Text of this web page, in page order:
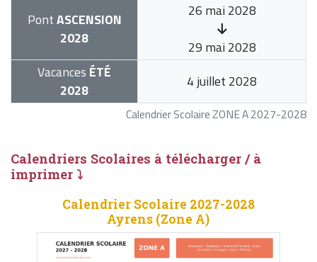
Calendrier Scolaire ZONE A 2027-2028
PontASCENSION
2028
26 mai 2028
29 mai 2028
Vacances ÉTÉ
2028
4 juillet 2028
Calendriers Scolaires à télécharger / à
imprimer ⤵
Calendrier Scolaire 2027-2028
Ayrens (Zone A)